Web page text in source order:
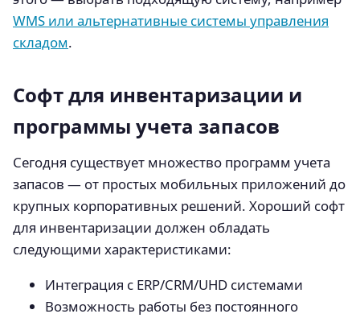
WMS или альтернативные системы управления
складом.
Софт для инвентаризации и
программы учета запасов
Сегодня существует множество программ учета
запасов — от простых мобильных приложений до
крупных корпоративных решений. Хороший софт
для инвентаризации должен обладать
следующими характеристиками:
Интеграция с ERP/CRM/UHD системами
Возможность работы без постоянного